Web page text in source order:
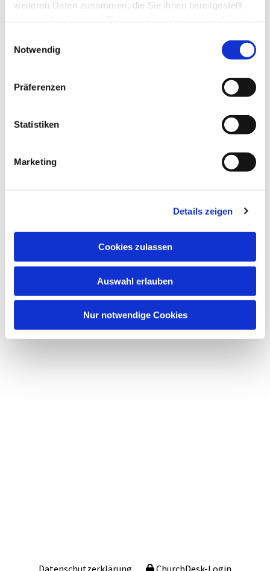
weiteren Daten zusammen, die Sie ihnen bereitgestellt
Notwendig
Präferenzen
Statistiken
Marketing
Details zeigen
Cookies zulassen
Auswahl erlauben
Nur notwendige Cookies
Dies könnte Sie auch interessieren